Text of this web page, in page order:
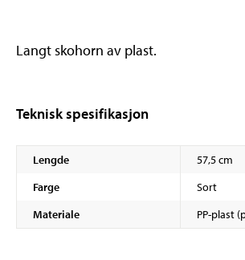
Langt skohorn av plast.
Teknisk spesifikasjon
Lengde
57,5 cm
Farge
Sort
Materiale
PP-plast